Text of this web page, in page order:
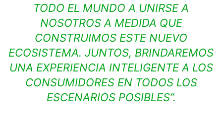
TODO EL MUNDO A UNIRSE A
NOSOTROS A MEDIDA QUE
CONSTRUIMOS ESTE NUEVO
ECOSISTEMA. JUNTOS, BRINDAREMOS
UNA EXPERIENCIA INTELIGENTE A LOS
CONSUMIDORES EN TODOS LOS
ESCENARIOS POSIBLES”.